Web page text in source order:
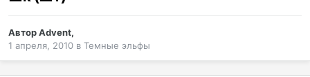
АвторAdvent,
1 апреля, 2010 в Темные эльфы